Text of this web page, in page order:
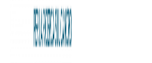
mostra “TOH/HOT” dell’artista torinese
curata da Daniela Magnetti, direttore
Patrimoni Sella & C, a favore della
Agnelli per la Ricerca sul Cancro.